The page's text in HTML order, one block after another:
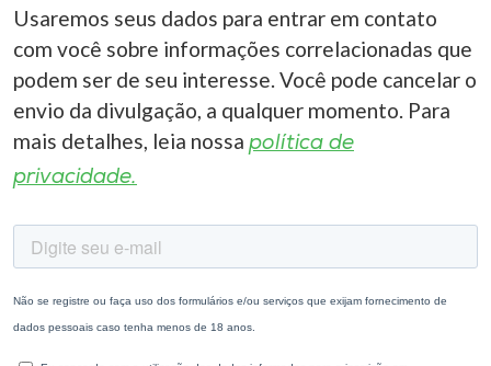
Usaremos seus dados para entrar em contato
com você sobre informações correlacionadas que
podem ser de seu interesse. Você pode cancelar o
envio da divulgação, a qualquer momento. Para
mais detalhes, leia nossa política de
privacidade.